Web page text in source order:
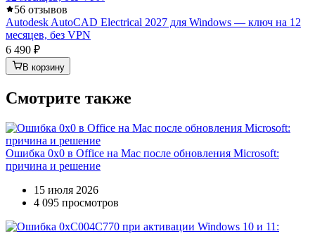
56 отзывов
Autodesk AutoCAD Electrical 2027 для Windows — ключ на 12
месяцев, без VPN
6 490 ₽
В корзину
Смотрите также
Ошибка 0x0 в Office на Mac после обновления Microsoft:
причина и решение
15 июля 2026
4 095 просмотров